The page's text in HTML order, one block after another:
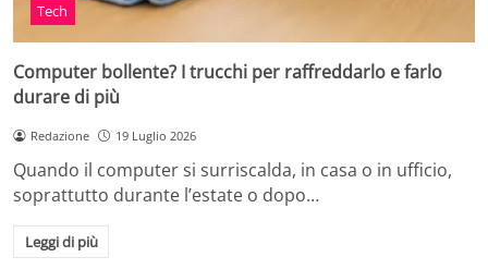
Tech
Computer bollente? I trucchi per raffreddarlo e farlo
durare di più
Redazione 19 Luglio 2026
Quando il computer si surriscalda, in casa o in ufficio,
soprattutto durante l’estate o dopo…
Leggi di più